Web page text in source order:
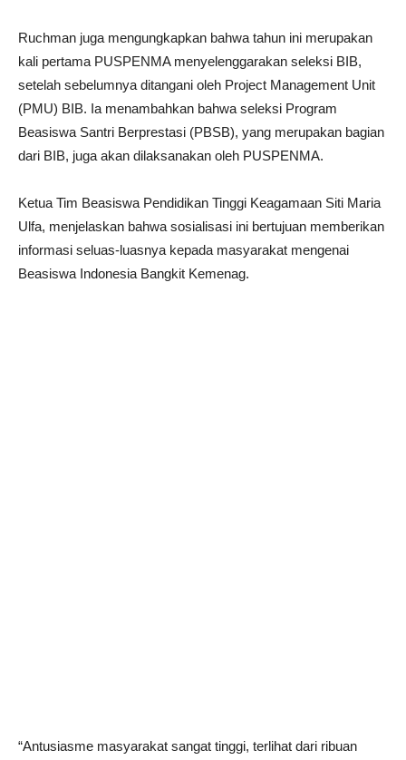
Ruchman juga mengungkapkan bahwa tahun ini merupakan
kali pertama PUSPENMA menyelenggarakan seleksi BIB,
setelah sebelumnya ditangani oleh Project Management Unit
(PMU) BIB. Ia menambahkan bahwa seleksi Program
Beasiswa Santri Berprestasi (PBSB), yang merupakan bagian
dari BIB, juga akan dilaksanakan oleh PUSPENMA.
Ketua Tim Beasiswa Pendidikan Tinggi Keagamaan Siti Maria
Ulfa, menjelaskan bahwa sosialisasi ini bertujuan memberikan
informasi seluas-luasnya kepada masyarakat mengenai
Beasiswa Indonesia Bangkit Kemenag.
“Antusiasme masyarakat sangat tinggi, terlihat dari ribuan